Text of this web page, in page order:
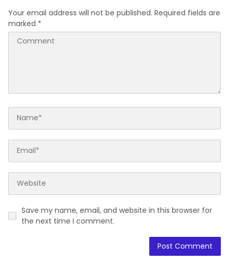
Your email address will not be published. Required fields are
marked *
Save my name, email, and website in this browser for
the next time I comment.